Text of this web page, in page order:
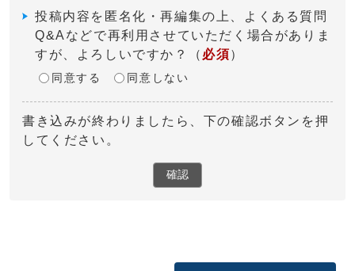
投稿内容を匿名化・再編集の上、よくある質問
Q&Aなどで再利用させていただく場合がありま
すが、よろしいですか？
（ 必須）
同意する 同意しない
書き込みが終わりましたら、下の確認ボタンを押
してください。
確認